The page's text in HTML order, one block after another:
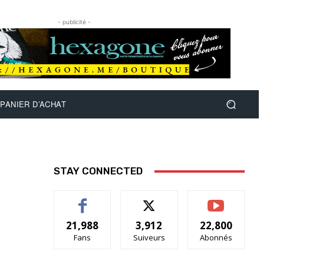
- publicité -
PANIER D’ACHAT
STAY CONNECTED
21,988
Fans
3,912
Suiveurs
22,800
Abonnés